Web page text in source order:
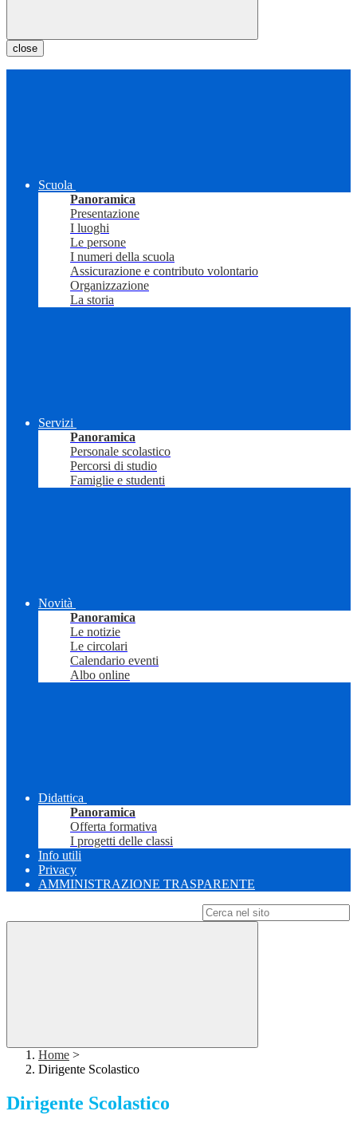
close
Scuola
Panoramica
Presentazione
I luoghi
Le persone
I numeri della scuola
Assicurazione e contributo volontario
Organizzazione
La storia
Servizi
Panoramica
Personale scolastico
Percorsi di studio
Famiglie e studenti
Novità
Panoramica
Le notizie
Le circolari
Calendario eventi
Albo online
Didattica
Panoramica
Offerta formativa
I progetti delle classi
Info utili
Privacy
AMMINISTRAZIONE TRASPARENTE
Home >
Dirigente Scolastico
Dirigente Scolastico